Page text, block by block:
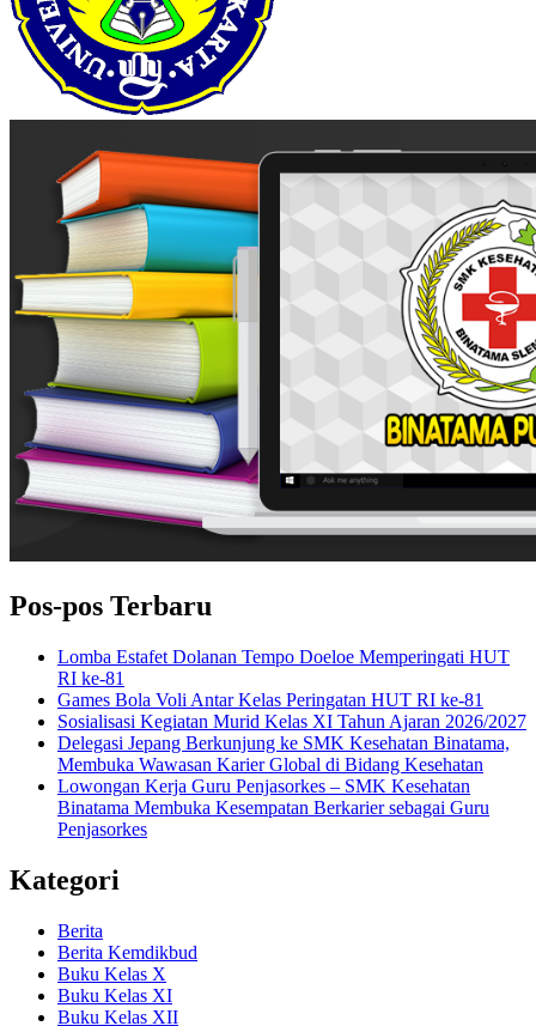
Pos-pos Terbaru
Lomba Estafet Dolanan Tempo Doeloe Memperingati HUT
RI ke-81
Games Bola Voli Antar Kelas Peringatan HUT RI ke-81
Sosialisasi Kegiatan Murid Kelas XI Tahun Ajaran 2026/2027
Delegasi Jepang Berkunjung ke SMK Kesehatan Binatama,
Membuka Wawasan Karier Global di Bidang Kesehatan
Lowongan Kerja Guru Penjasorkes – SMK Kesehatan
Binatama Membuka Kesempatan Berkarier sebagai Guru
Penjasorkes
Kategori
Berita
Berita Kemdikbud
Buku Kelas X
Buku Kelas XI
Buku Kelas XII